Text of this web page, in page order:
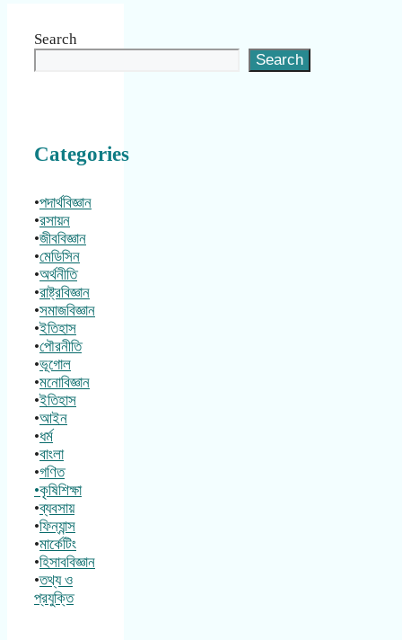
Search
Search
Categories
•পদার্থবিজ্ঞান
•রসায়ন
•জীববিজ্ঞান
•মেডিসিন
•অর্থনীতি
•রাষ্ট্রবিজ্ঞান
•সমাজবিজ্ঞান
•ইতিহাস
•পৌরনীতি
•ভূগোল
•মনোবিজ্ঞান
•ইতিহাস
•আইন
•ধর্ম
•বাংলা
•গণিত
•কৃষিশিক্ষা
•ব্যবসায়
•ফিন্যান্স
•মার্কেটিং
•হিসাববিজ্ঞান
•তথ্য ও
প্রযুক্তি